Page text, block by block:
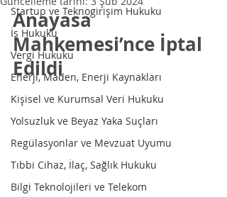
Startup ve Teknogirişim Hukuku
İş Hukuku
Vergi Hukuku
Enerji, Maden, Enerji Kaynakları
Kişisel ve Kurumsal Veri Hukuku
Yolsuzluk ve Beyaz Yaka Suçları
Regülasyonlar ve Mevzuat Uyumu
Tıbbi Cihaz, İlaç, Sağlık Hukuku
Bilgi Teknolojileri ve Telekom
Anayasa
Mahkemesi’nce İptal
Edildi